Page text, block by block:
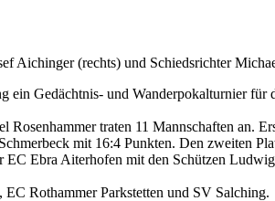
Aichinger (rechts) und Schiedsrichter
ein Gedächtnis- und Wanderpokalturnier
traten 11 Mannschaften an.
mit 16:4 Punkten. Den zweiten
Ebra Aiterhofen mit den Schützen
Rothammer Parkstetten und SV Salching.